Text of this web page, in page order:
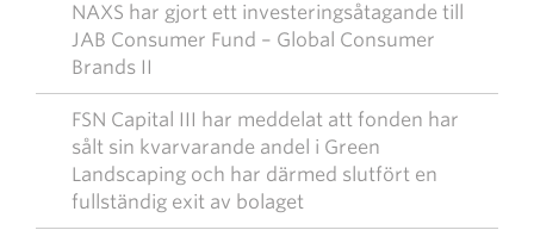
NAXS har gjort ett investeringsåtagande till
JAB Consumer Fund – Global Consumer
Brands II
FSN Capital III har meddelat att fonden har
sålt sin kvarvarande andel i Green
Landscaping och har därmed slutfört en
fullständig exit av bolaget